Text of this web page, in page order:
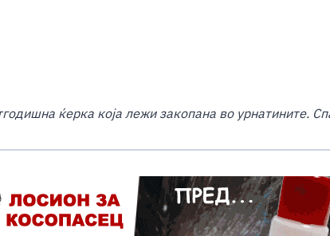
ќерка која лежи закопана во урнатините.